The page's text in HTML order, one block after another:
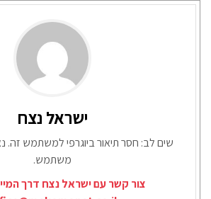
ישראל נצח
שים לב: חסר תיאור ביוגרפי למשתמש זה.
משתמש.
צור קשר עם ישראל נצח דרך